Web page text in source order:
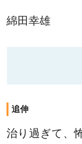
綿田幸雄
追伸
治り過ぎて